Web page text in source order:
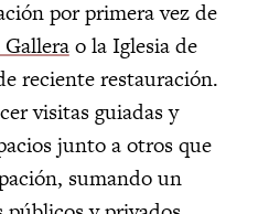
por primera vez de
o la Iglesia de
reciente restauración.
visitas guiadas y
junto a otros que
sumando un